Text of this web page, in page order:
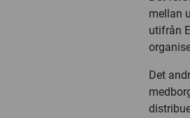
mellan
utifrån
Det